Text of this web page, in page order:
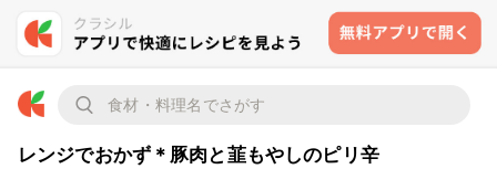
レンジでおかず＊豚肉と韮もやしのピリ辛